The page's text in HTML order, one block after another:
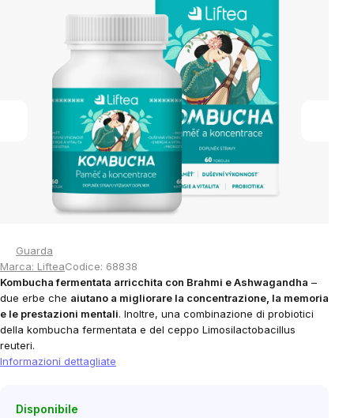
stars.
Guarda
Marca: LifteaCodice: 68838
Kombucha fermentata arricchita con Brahmi e Ashwagandha –
due erbe che aiutano a migliorare la concentrazione, la memoria
e le prestazioni mentali. Inoltre, una combinazione di probiotici
della kombucha fermentata e del ceppo Limosilactobacillus
reuteri.
Informazioni dettagliate
Disponibile